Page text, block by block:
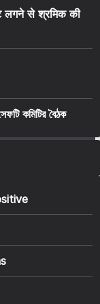
से श्रमिक की
কমিটির বৈঠক